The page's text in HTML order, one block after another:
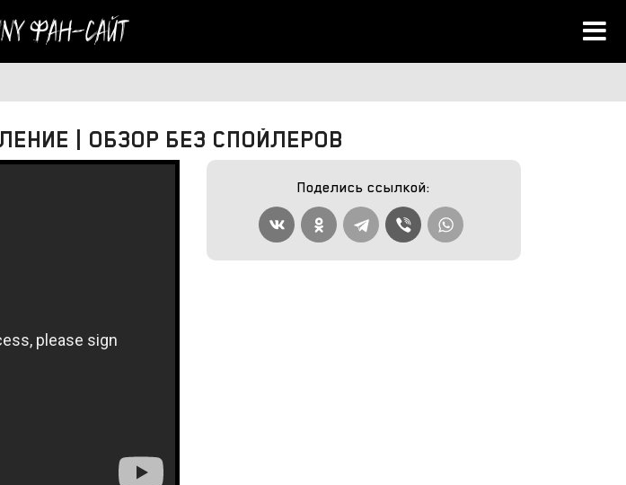
Фан-сайт
| ОБЗОР БЕЗ СПОЙЛЕРОВ
Поделись ссылкой: